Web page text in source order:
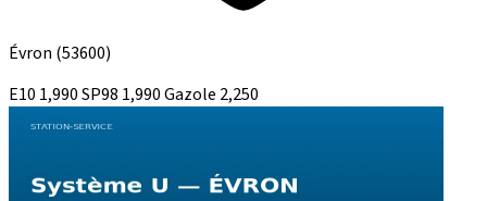
Évron (53600)
E10 1,990SP98 1,990Gazole 2,250